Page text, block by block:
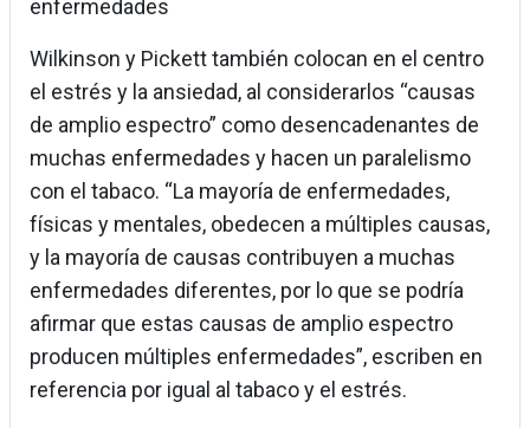
enfermedades
Wilkinson y Pickett también colocan en el centro
el estrés y la ansiedad, al considerarlos “causas
de amplio espectro” como desencadenantes de
muchas enfermedades y hacen un paralelismo
con el tabaco. “La mayoría de enfermedades,
físicas y mentales, obedecen a múltiples causas,
y la mayoría de causas contribuyen a muchas
enfermedades diferentes, por lo que se podría
afirmar que estas causas de amplio espectro
producen múltiples enfermedades”, escriben en
referencia por igual al tabaco y el estrés.